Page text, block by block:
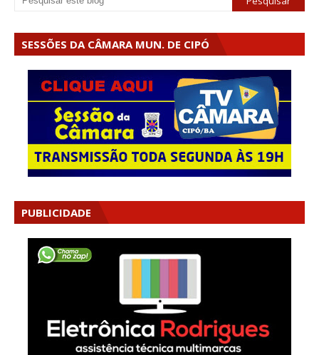
SESSÕES DA CÂMARA MUN. DE CIPÓ
PUBLICIDADE